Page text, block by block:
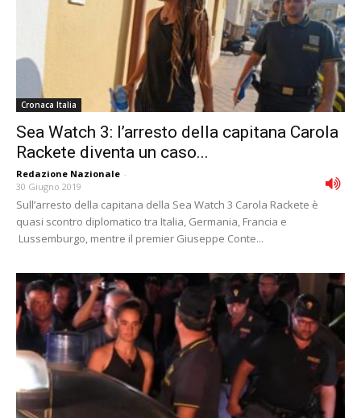
Cronaca Italia
Sea Watch 3: l’arresto della capitana Carola
Rackete diventa un caso...
Redazione Nazionale -
30 Giugno 2019
Sull’arresto della capitana della Sea Watch 3 Carola Rackete è
quasi scontro diplomatico tra Italia, Germania, Francia e
Lussemburgo, mentre il premier Giuseppe Conte...